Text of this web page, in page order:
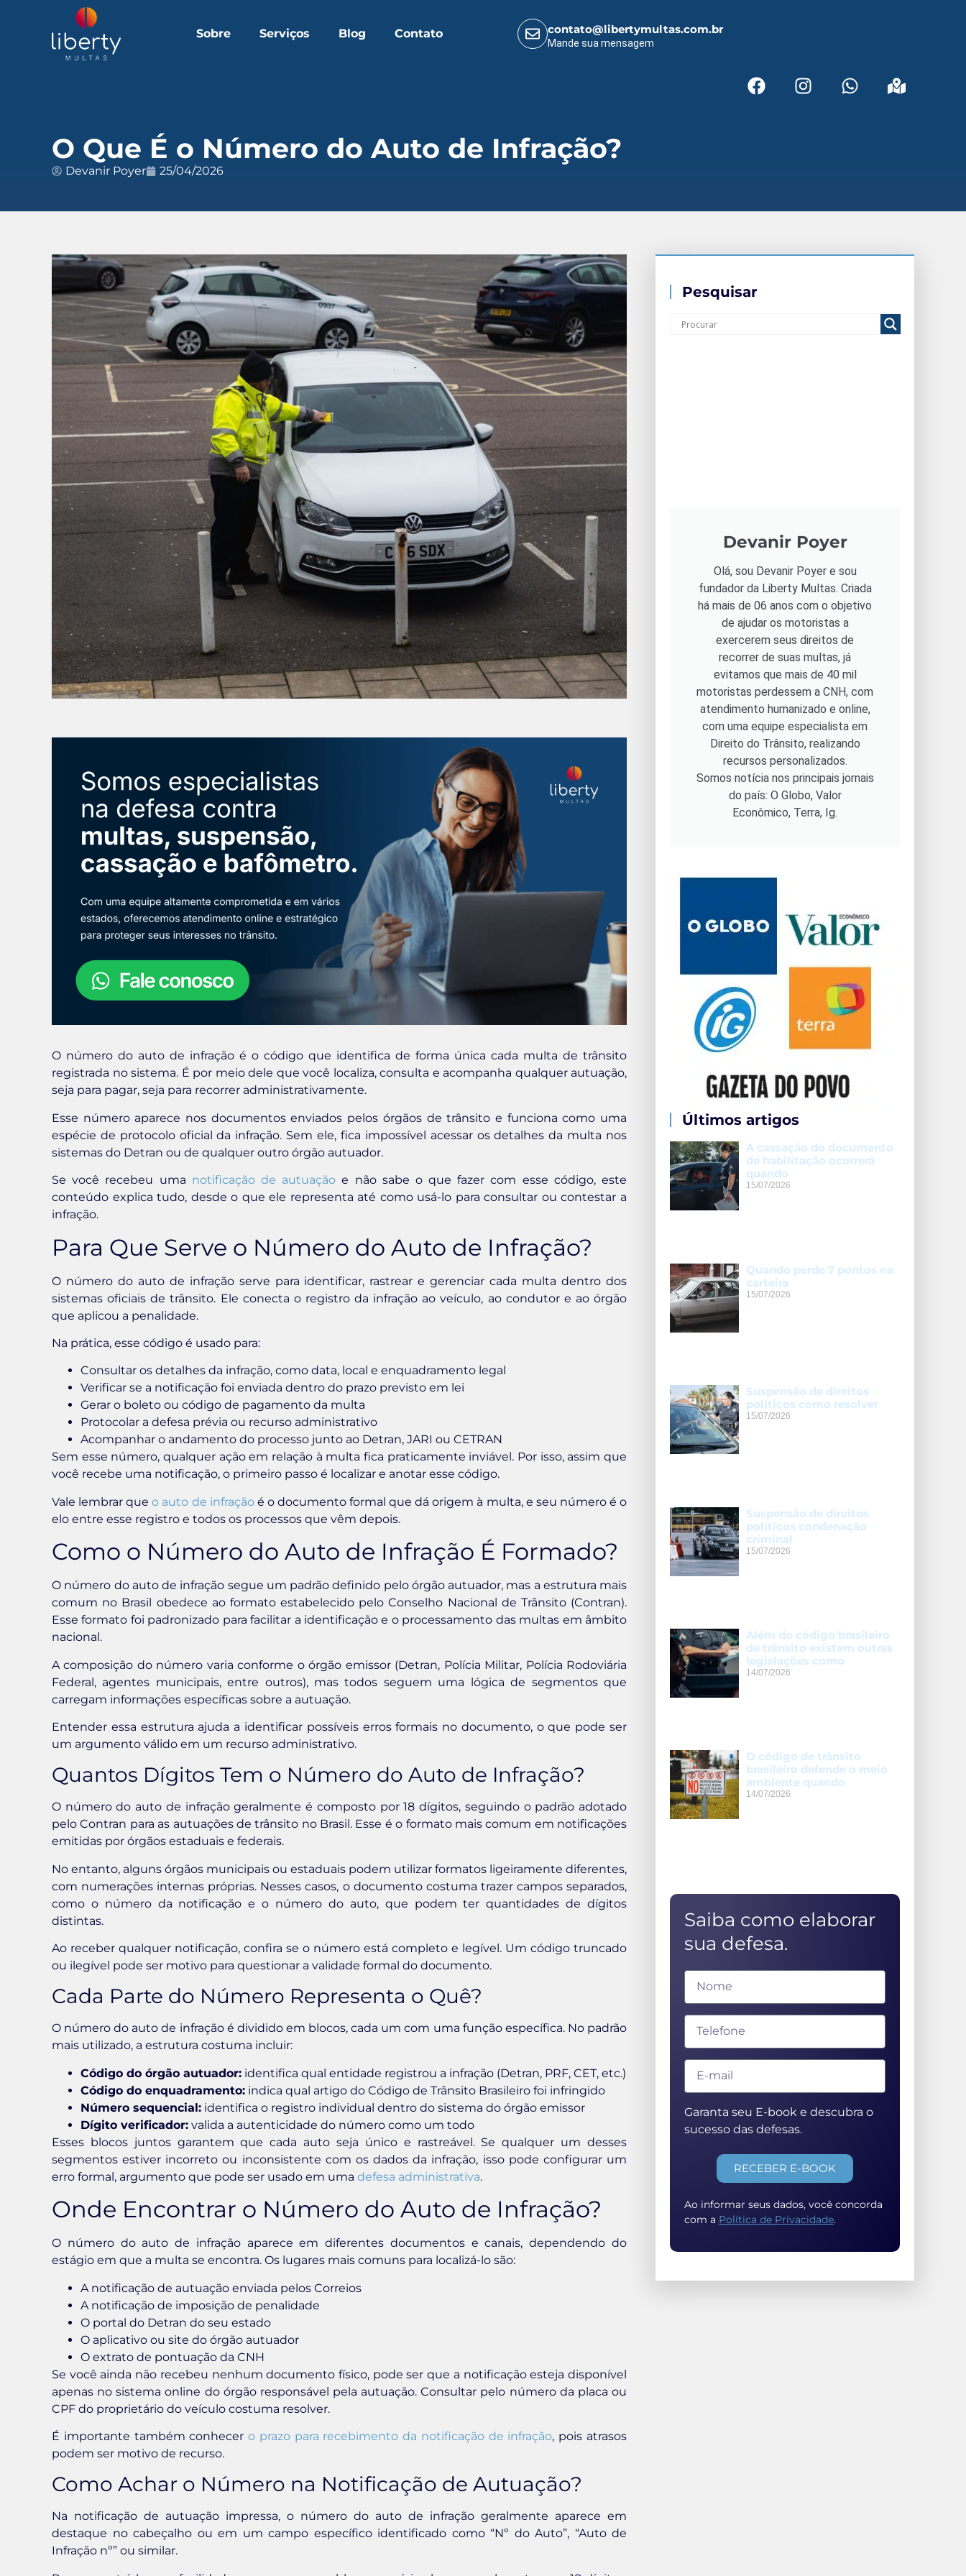
Sobre Serviços Blog Contato contato@libertymultas.com.br
Mande sua mensagem
O Que É o Número do Auto de Infração?
Devanir Poyer 25/04/2026
O número do auto de infração é o código que identifica de forma única cada multa de trânsito
registrada no sistema. É por meio dele que você localiza, consulta e acompanha qualquer autuação,
seja para pagar, seja para recorrer administrativamente.
Esse número aparece nos documentos enviados pelos órgãos de trânsito e funciona como uma
espécie de protocolo oficial da infração. Sem ele, fica impossível acessar os detalhes da multa nos
sistemas do Detran ou de qualquer outro órgão autuador.
Se você recebeu uma notificação de autuação e não sabe o que fazer com esse código, este
conteúdo explica tudo, desde o que ele representa até como usá-lo para consultar ou contestar a
infração.
Para Que Serve o Número do Auto de Infração?
O número do auto de infração serve para identificar, rastrear e gerenciar cada multa dentro dos
sistemas oficiais de trânsito. Ele conecta o registro da infração ao veículo, ao condutor e ao órgão
que aplicou a penalidade.
Na prática, esse código é usado para:
Consultar os detalhes da infração, como data, local e enquadramento legal
Verificar se a notificação foi enviada dentro do prazo previsto em lei
Gerar o boleto ou código de pagamento da multa
Protocolar a defesa prévia ou recurso administrativo
Acompanhar o andamento do processo junto ao Detran, JARI ou CETRAN
Sem esse número, qualquer ação em relação à multa fica praticamente inviável. Por isso, assim que
você recebe uma notificação, o primeiro passo é localizar e anotar esse código.
Vale lembrar queo auto de infraçãoé o documento formal que dá origem à multa, e seu número é o
elo entre esse registro e todos os processos que vêm depois.
Como o Número do Auto de Infração É Formado?
O número do auto de infração segue um padrão definido pelo órgão autuador, mas a estrutura mais
comum no Brasil obedece ao formato estabelecido pelo Conselho Nacional de Trânsito (Contran).
Esse formato foi padronizado para facilitar a identificação e o processamento das multas em âmbito
nacional.
A composição do número varia conforme o órgão emissor (Detran, Polícia Militar, Polícia Rodoviária
Federal, agentes municipais, entre outros), mas todos seguem uma lógica de segmentos que
carregam informações específicas sobre a autuação.
Entender essa estrutura ajuda a identificar possíveis erros formais no documento, o que pode ser
um argumento válido em um recurso administrativo.
Quantos Dígitos Tem o Número do Auto de Infração?
O número do auto de infração geralmente é composto por 18 dígitos, seguindo o padrão adotado
pelo Contran para as autuações de trânsito no Brasil. Esse é o formato mais comum em notificações
emitidas por órgãos estaduais e federais.
No entanto, alguns órgãos municipais ou estaduais podem utilizar formatos ligeiramente diferentes,
com numerações internas próprias. Nesses casos, o documento costuma trazer campos separados,
como o número da notificação e o número do auto, que podem ter quantidades de dígitos
distintas.
Ao receber qualquer notificação, confira se o número está completo e legível. Um código truncado
ou ilegível pode ser motivo para questionar a validade formal do documento.
Cada Parte do Número Representa o Quê?
O número do auto de infração é dividido em blocos, cada um com uma função específica. No padrão
mais utilizado, a estrutura costuma incluir:
Código do órgão autuador: identifica qual entidade registrou a infração (Detran, PRF, CET, etc.)
Código do enquadramento: indica qual artigo do Código de Trânsito Brasileiro foi infringido
Número sequencial: identifica o registro individual dentro do sistema do órgão emissor
Dígito verificador: valida a autenticidade do número como um todo
Esses blocos juntos garantem que cada auto seja único e rastreável. Se qualquer um desses
segmentos estiver incorreto ou inconsistente com os dados da infração, isso pode configurar um
erro formal, argumento que pode ser usado em uma defesa administrativa.
Onde Encontrar o Número do Auto de Infração?
O número do auto de infração aparece em diferentes documentos e canais, dependendo do
estágio em que a multa se encontra. Os lugares mais comuns para localizá-lo são:
A notificação de autuação enviada pelos Correios
A notificação de imposição de penalidade
O portal do Detran do seu estado
O aplicativo ou site do órgão autuador
O extrato de pontuação da CNH
Se você ainda não recebeu nenhum documento físico, pode ser que a notificação esteja disponível
apenas no sistema online do órgão responsável pela autuação. Consultar pelo número da placa ou
CPF do proprietário do veículo costuma resolver.
É importante também conhecero prazo para recebimento da notificação de infração, pois atrasos
podem ser motivo de recurso.
Como Achar o Número na Notificação de Autuação?
Na notificação de autuação impressa, o número do auto de infração geralmente aparece em
destaque no cabeçalho ou em um campo específico identificado como “Nº do Auto”, “Auto de
Infração nº” ou similar.
Pesquisar
Devanir Poyer
Olá, sou Devanir Poyer e sou
fundador da Liberty Multas. Criada
há mais de 06 anos com o objetivo
de ajudar os motoristas a
exercerem seus direitos de
recorrer de suas multas, já
evitamos que mais de 40 mil
motoristas perdessem a CNH, com
atendimento humanizado e online,
com uma equipe especialista em
Direito do Trânsito, realizando
recursos personalizados.
Somos notícia nos principais jornais
do país: O Globo, Valor
Econômico, Terra, Ig.
Últimos artigos
A cassação do documento
de habilitação ocorrerá
quando
15/07/2026
Quando perde 7 pontos na
carteira
15/07/2026
Suspensão de direitos
políticos como resolver
15/07/2026
Suspensão de direitos
políticos condenação
criminal
15/07/2026
Além do código brasileiro
de trânsito existem outras
legislações como
14/07/2026
O código de trânsito
brasileiro defende o meio
ambiente quando
14/07/2026
Saiba como elaborar
sua defesa.
Garanta seu E-book e descubra o
sucesso das defesas.
RECEBER E-BOOK
Ao informar seus dados, você concorda
com a Política de Privacidade.